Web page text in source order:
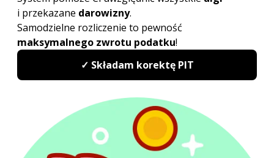
Korekta PIT
Powiązane artykuły
Ulga prorodzinna w 2027
Kwota wolna od podatku 2027
Druki PIT 2027